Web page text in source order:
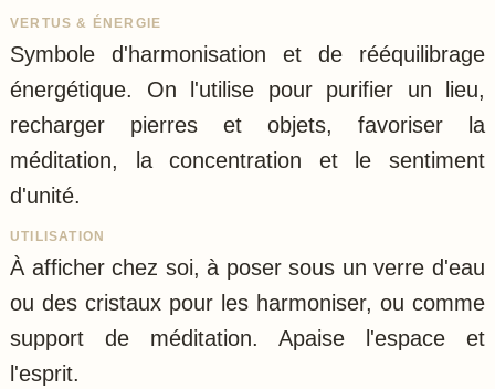
VERTUS & ÉNERGIE
Symbole d'harmonisation et de rééquilibrage
énergétique. On l'utilise pour purifier un lieu,
recharger pierres et objets, favoriser la
méditation, la concentration et le sentiment
d'unité.
UTILISATION
À afficher chez soi, à poser sous un verre d'eau
ou des cristaux pour les harmoniser, ou comme
support de méditation. Apaise l'espace et
l'esprit.